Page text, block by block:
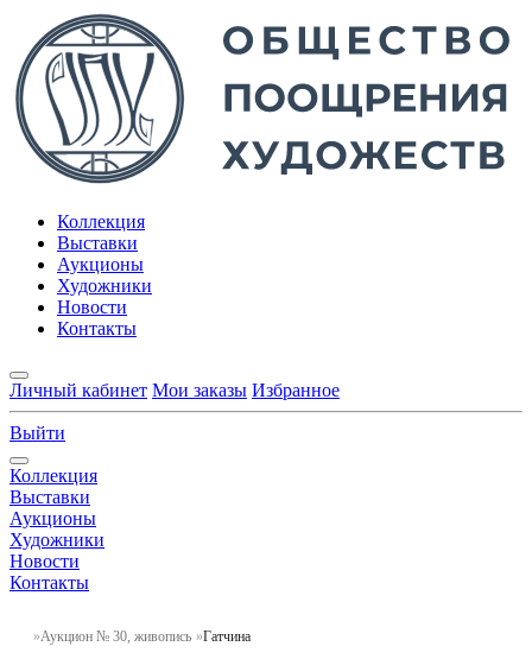
Коллекция
Выставки
Аукционы
Художники
Новости
Контакты
Личный кабинет Мои заказы Избранное
Выйти
Коллекция
Выставки
Аукционы
Художники
Новости
Контакты
Аукцион № 30, живопись Гатчина